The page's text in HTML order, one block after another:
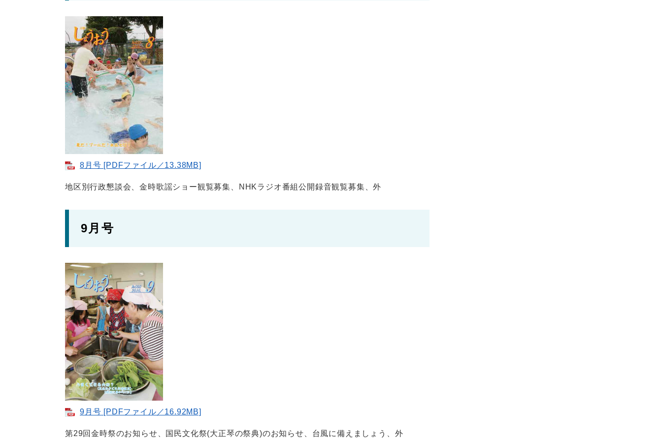
8月号 [PDFファイル／13.38MB]
地区別行政懇談会、金時歌謡ショー観覧募集、NHKラジオ番組公開録音観覧募集、外
9月号
9月号 [PDFファイル／16.92MB]
第29回金時祭のお知らせ、国民文化祭(大正琴の祭典)のお知らせ、台風に備えましょう、外